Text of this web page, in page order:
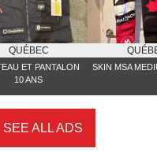
QUÉBEC
ET PANTALON
10 ANS
SKIN MSA
SEE ALL ADS